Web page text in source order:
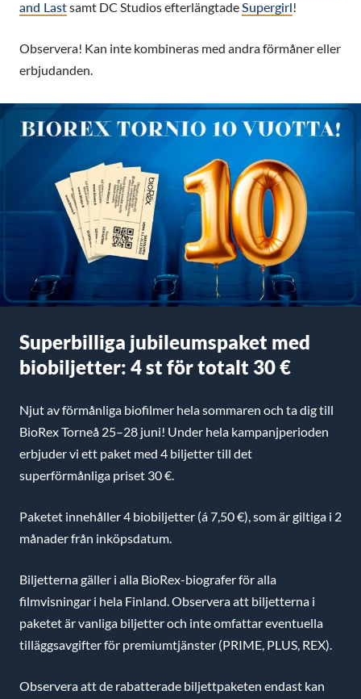
and Lastsamt DC Studios efterlängtadeSupergirl!
Observera! Kan inte kombineras med andra förmåner eller
erbjudanden.
Superbilliga jubileumspaket med
biobiljetter: 4 st för totalt 30 €
Njut av förmånliga biofilmer hela sommaren och ta dig till
BioRex Torneå 25–28 juni! Under hela kampanjperioden
erbjuder vi ett paket med 4 biljetter till det
superförmånliga priset 30 €.
Paketet innehåller 4 biobiljetter (á 7,50 €), som är giltiga i 2
månader från inköpsdatum.
Biljetterna gäller i alla BioRex-biografer för alla
filmvisningar i hela Finland. Observera att biljetterna i
paketet är vanliga biljetter och inte omfattar eventuella
tilläggsavgifter för premiumtjänster (PRIME, PLUS, REX).
Observera att de rabatterade biljettpaketen endast kan